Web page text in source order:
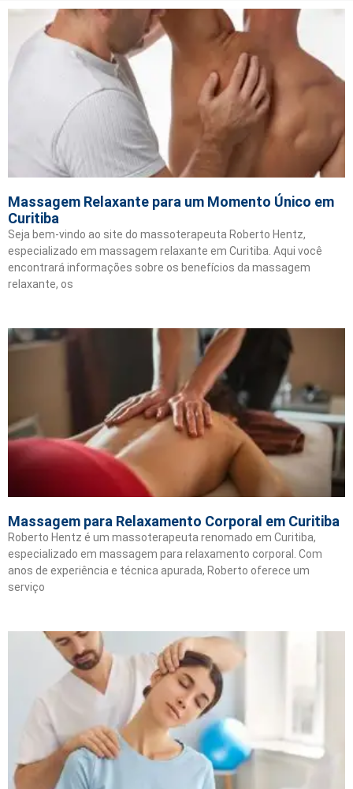
Massagem Relaxante para um Momento Único em
Curitiba
Seja bem-vindo ao site do massoterapeuta Roberto Hentz,
especializado em massagem relaxante em Curitiba. Aqui você
encontrará informações sobre os benefícios da massagem
relaxante, os
Massagem para Relaxamento Corporal em Curitiba
Roberto Hentz é um massoterapeuta renomado em Curitiba,
especializado em massagem para relaxamento corporal. Com
anos de experiência e técnica apurada, Roberto oferece um
serviço